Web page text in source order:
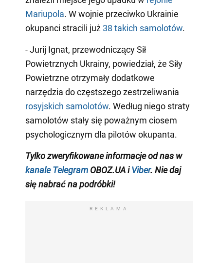
Mariupola. W wojnie przeciwko Ukrainie
okupanci stracili już 38 takich samolotów.
- Jurij Ignat, przewodniczący Sił
Powietrznych Ukrainy, powiedział, że Siły
Powietrzne otrzymały dodatkowe
narzędzia do częstszego zestrzeliwania
rosyjskich samolotów. Według niego straty
samolotów stały się poważnym ciosem
psychologicznym dla pilotów okupanta.
Tylko zweryfikowane informacje od nas w
kanale TelegramOBOZ.UA iViber. Nie daj
się nabrać na podróbki!
REKLAMA